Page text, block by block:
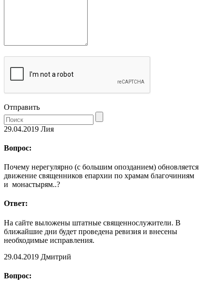
Отправить
29.04.2019 Лия
Вопрос:
Почему нерегулярно (с большим опозданием) обновляется
движение священников епархии по храмам благочиниям
и монастырям..?
Ответ:
На сайте выложены штатные священнослужители. В
ближайшие дни будет проведена ревизия и внесены
необходимые исправления.
29.04.2019 Дмитрий
Вопрос: